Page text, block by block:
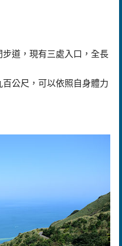
道，現有三處入口，全長
公尺，可以依照自身體力